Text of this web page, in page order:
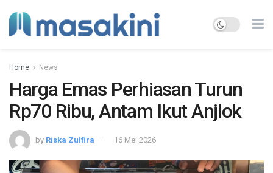
Home News
Harga Emas Perhiasan Turun
Rp70 Ribu, Antam Ikut Anjlok
by Riska Zulfira 16 Mei 2026